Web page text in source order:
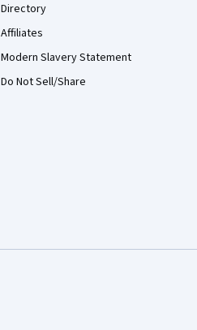
Directory
Affiliates
Modern Slavery Statement
Do Not Sell/Share